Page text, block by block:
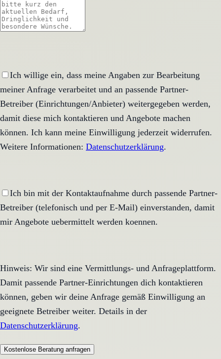
Ich willige ein, dass meine Angaben zur Bearbeitung
meiner Anfrage verarbeitet und an passende Partner-
Betreiber (Einrichtungen/Anbieter) weitergegeben werden,
damit diese mich kontaktieren und Angebote machen
können. Ich kann meine Einwilligung jederzeit widerrufen.
Weitere Informationen: Datenschutzerklärung.
Ich bin mit der Kontaktaufnahme durch passende Partner-
Betreiber (telefonisch und per E-Mail) einverstanden, damit
mir Angebote uebermittelt werden koennen.
Hinweis: Wir sind eine Vermittlungs- und Anfrageplattform.
Damit passende Partner-Einrichtungen dich kontaktieren
können, geben wir deine Anfrage gemäß Einwilligung an
geeignete Betreiber weiter. Details in der
Datenschutzerklärung.
Kostenlose Beratung anfragen